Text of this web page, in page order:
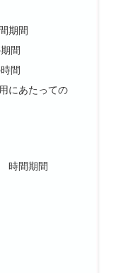
期間
間
間
にあたっての
時間期間